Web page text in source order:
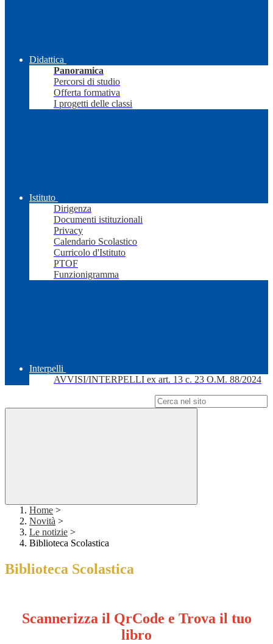
Didattica
Panoramica
Percorsi di studio
Offerta formativa
I progetti delle classi
Istituto
Dirigenza
Documenti istituzionali
Privacy
Calendario Scolastico
Curricolo d'Istituto
PTOF
Funzionigramma
Interpelli
AVVISI/INTERPELLI ex art. 13 c. 23 O.M. 88/2024
Home >
Novità >
Le notizie >
Biblioteca Scolastica
Biblioteca Scolastica
Scannerizza il QrCode e Trova il tuo
libro